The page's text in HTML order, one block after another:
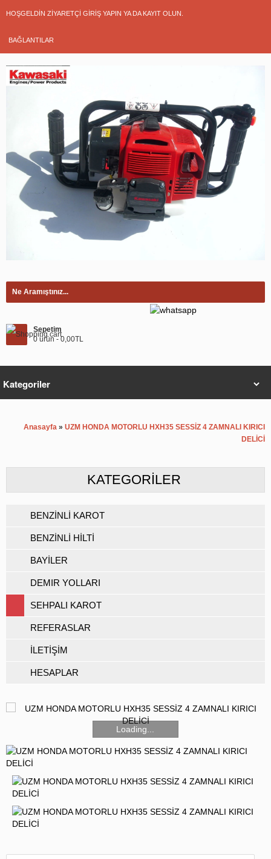
HOŞGELDIN ZIYARETÇI GIRIŞ YAPIN YA DA KAYIT OLUN
BAĞLANTILAR
Sepetim
0 ürün - 0,00TL
Anasayfa » UZM HONDA MOTORLU HXH35 SESSİZ 4 ZAMNALI KIRICI
DELİCİ
KATEGORILER
BENZİNLİ KAROT
BENZİNLİ HİLTİ
BAYİLER
DEMIR YOLLARI
SEHPALI KAROT
REFERASLAR
İLETİŞİM
HESAPLAR
Loading...